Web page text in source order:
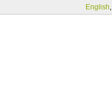
English,